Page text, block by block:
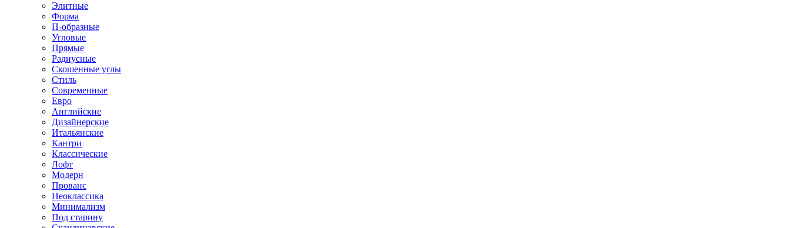
Элитные
Форма
П-образные
Угловые
Прямые
Радиусные
Скошенные углы
Стиль
Современные
Евро
Английские
Дизайнерские
Итальянские
Кантри
Классические
Лофт
Модерн
Прованс
Неоклассика
Минимализм
Под старину